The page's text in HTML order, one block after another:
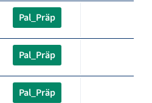
Pal_Präp
Pal_Präp
Pal_Präp